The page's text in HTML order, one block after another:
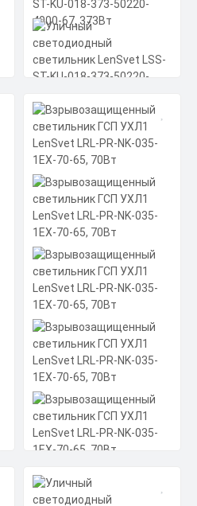
Уличный светодиодный
светильник LenSvet LSS-
ST-KU-018-373-50220-
4000-67, 373Вт
Мощность: 373 Вт
Материал корпуса: анодированный
Производитель источника питания:
Аргос-Трейд (производство Россия)
Цена по запросу
Получить КП за 15
минутСкачать
КП
Взрывозащищенный
светильник ГСП УХЛ1